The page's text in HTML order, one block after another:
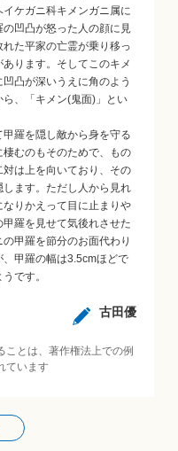
ケガニ科キメンガニ属に
凹凸が怒った人の顔に見
た平家の亡霊が乗り移っ
ります。そしてこのキメ
凸が深いうえに角のよう
、「キメン(鬼面)」とい
羅を隠し敵から身を守る
むのもそのためで、もの
は上を向いており、その
ます。ただし人から見れ
りかえって目に止まりや
羅を見せて気後れさせた
甲羅を節分のお面代わり
甲羅の幅は3.5cmほどで
です。
古田優
ことは、著作権法上での例
ています